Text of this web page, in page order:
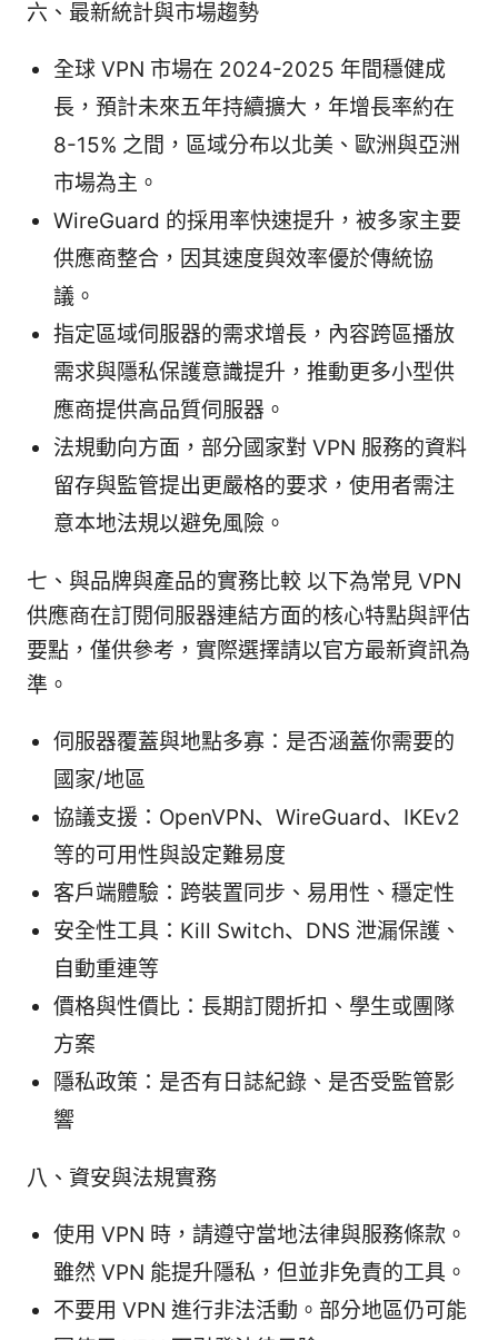
六、最新統計與市場趨勢
全球 VPN 市場在 2024-2025 年間穩健成
長，預計未來五年持續擴大，年增長率約在
8-15% 之間，區域分布以北美、歐洲與亞洲
市場為主。
WireGuard 的採用率快速提升，被多家主要
供應商整合，因其速度與效率優於傳統協
議。
指定區域伺服器的需求增長，內容跨區播放
需求與隱私保護意識提升，推動更多小型供
應商提供高品質伺服器。
法規動向方面，部分國家對 VPN 服務的資料
留存與監管提出更嚴格的要求，使用者需注
意本地法規以避免風險。
七、與品牌與產品的實務比較 以下為常見 VPN
供應商在訂閱伺服器連結方面的核心特點與評估
要點，僅供參考，實際選擇請以官方最新資訊為
準。
伺服器覆蓋與地點多寡：是否涵蓋你需要的
國家/地區
協議支援：OpenVPN、WireGuard、IKEv2
等的可用性與設定難易度
客戶端體驗：跨裝置同步、易用性、穩定性
安全性工具：Kill Switch、DNS 泄漏保護、
自動重連等
價格與性價比：長期訂閱折扣、學生或團隊
方案
隱私政策：是否有日誌紀錄、是否受監管影
響
八、資安與法規實務
使用 VPN 時，請遵守當地法律與服務條款。
雖然 VPN 能提升隱私，但並非免責的工具。
不要用 VPN 進行非法活動。部分地區仍可能